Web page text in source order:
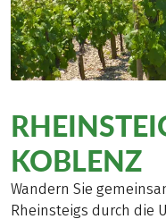
KOBLENZ
Wandern Sie
Rheinsteigs durch die